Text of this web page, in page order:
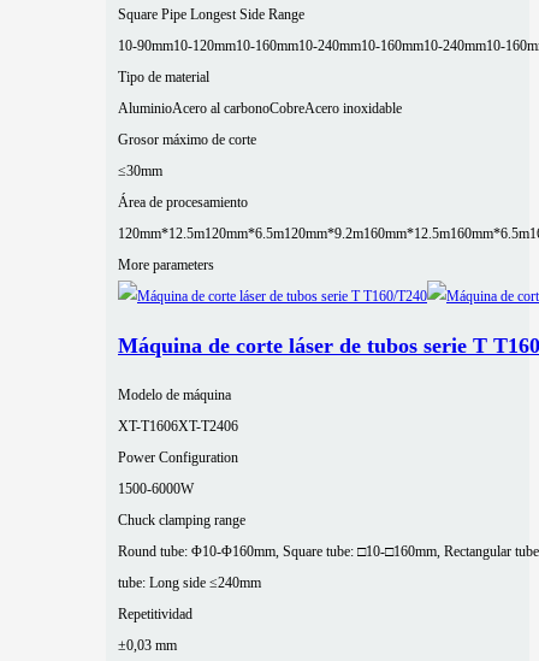
Square Pipe Longest Side Range
10-90mm10-120mm10-160mm10-240mm10-160mm10-240mm10-
Tipo de material
AluminioAcero al carbonoCobreAcero inoxidable
Grosor máximo de corte
≤30mm
Área de procesamiento
120mm*12.5m120mm*6.5m120mm*9.2m160mm*12.5m160mm*6.5m
More parameters
Máquina de corte láser de tubos serie T
Modelo de máquina
XT-T1606XT-T2406
Power Configuration
1500-6000W
Chuck clamping range
Round tube: Φ10-Φ160mm, Square tube: □10-□160mm, Rectangular
tube: Long side ≤240mm
Repetitividad
±0,03 mm